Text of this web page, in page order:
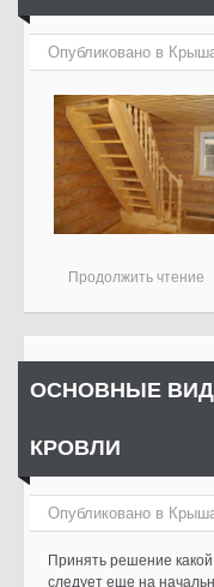
Опубликовано в
Продолжить чтение
ОСНОВНЫЕ
КРОВЛИ
Опубликовано в
Принять решение
следует еще на